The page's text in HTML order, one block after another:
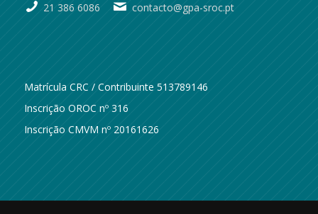
21 386 6086
contacto@gpa-sroc.pt
Matrícula CRC / Contribuinte 513789146
Inscrição OROC nº 316
Inscrição CMVM nº 20161626